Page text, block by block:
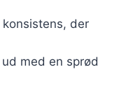
der
med en sprød